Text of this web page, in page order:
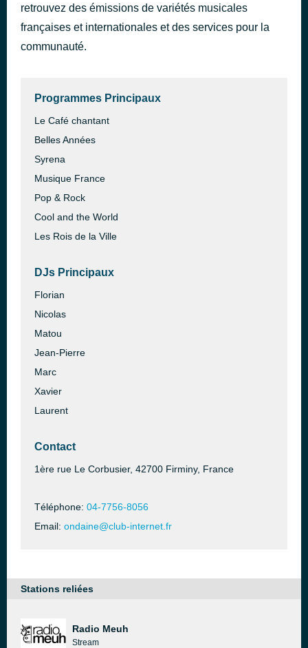
retrouvez des émissions de variétés musicales
françaises et internationales et des services pour la
communauté.
Programmes Principaux
Le Café chantant
Belles Années
Syrena
Musique France
Pop & Rock
Cool and the World
Les Rois de la Ville
DJs Principaux
Florian
Nicolas
Matou
Jean-Pierre
Marc
Xavier
Laurent
Contact
1ère rue Le Corbusier, 42700 Firminy, France
Téléphone: 04-7756-8056
Email: ondaine@club-internet.fr
Stations reliées
Radio Meuh
Stream